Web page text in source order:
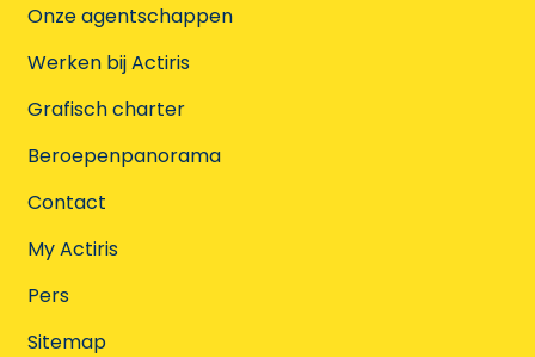
Onze agentschappen
Werken bij Actiris
Grafisch charter
Beroepenpanorama
Contact
My Actiris
Pers
Sitemap